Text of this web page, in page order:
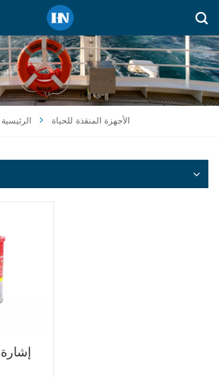
العربية
English
русский
الرئيسية الأجهزة المنقذة للحياة